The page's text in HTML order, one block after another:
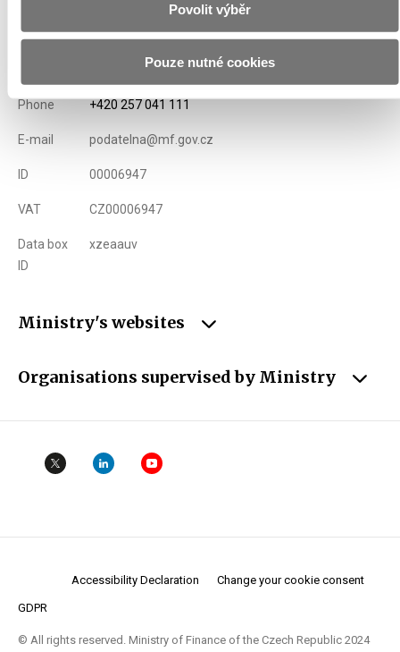
Povolit výběr
Pouze nutné cookies
Ministry of Finance of the Czech Republic
Letenská 15, 118 10 Praha
Phone +420 257 041 111
E-mail podatelna@mf.gov.cz
ID 00006947
VAT CZ00006947
Data box
ID
xzeaauv
Ministry's websites
Organisations supervised by Ministry
Accessibility Declaration Change your cookie consent
GDPR
© All rights reserved. Ministry of Finance of the Czech Republic 2024